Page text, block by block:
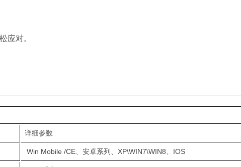
应对。
详细参数
Win Mobile /CE、安卓系列、XP\WIN7\WIN8、IOS